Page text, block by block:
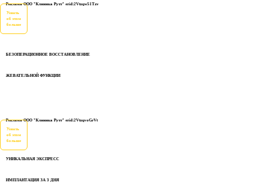
Реклама ООО "Клиника Рутт" erid:2Vtzqw51Tzv
Узнать
об этом
больше
БЕЗОПЕРАЦИОННОЕ ВОССТАНОВЛЕНИЕ
ЖЕВАТЕЛЬНОЙ ФУНКЦИИ
Реклама ООО "Клиника Рутт" erid:2VtzqvoGrVt
Узнать
об этом
больше
УНИКАЛЬНАЯ ЭКСПРЕСС
ИМПЛАНТАЦИЯ ЗА 3 ДНЯ